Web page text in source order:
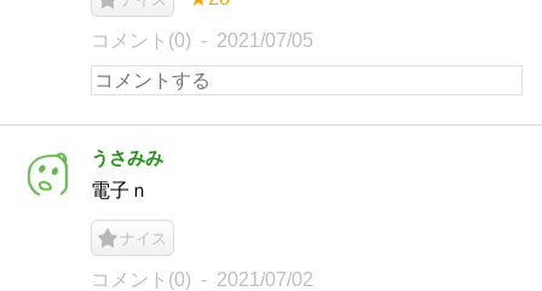
コメント(0) 2021/07/05
うさみみ
電子ｎ
ナイス
コメント(0) 2021/07/02